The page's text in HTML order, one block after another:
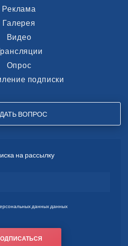
Реклама
Галерея
Видео
Опрос
подписки
ВОПРОС
на рассылку
данных данных